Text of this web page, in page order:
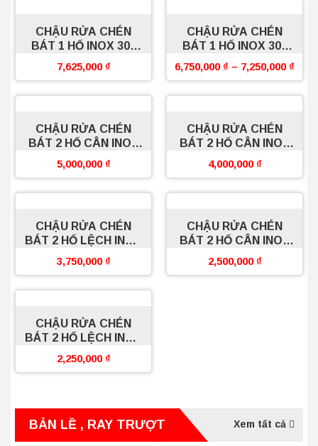
CHẬU RỬA CHÉN
BÁT 1 HỐ INOX 304
BOSSEU
7,625,000 ₫
CHẬU RỬA CHÉN
BÁT 1 HỐ INOX 304
BOSSEU
6,750,000 ₫ – 7,250,000 ₫
CHẬU RỬA CHÉN
BÁT 2 HỐ CÂN INOX
304 BOSSEU
5,000,000 ₫
CHẬU RỬA CHÉN
BÁT 2 HỐ CÂN INOX
304 BOSSEU
4,000,000 ₫
CHẬU RỬA CHÉN
BÁT 2 HỐ LỆCH INOX
304 BOSSEU
3,750,000 ₫
CHẬU RỬA CHÉN
BÁT 2 HỐ CÂN INOX
MẠ CROM BOSSEU
2,500,000 ₫
CHẬU RỬA CHÉN
BÁT 2 HỐ LỆCH INOX
MẠ CROM BOSSEU
2,250,000 ₫
BẢN LỀ , RAY TRƯỢT Xem tất cả